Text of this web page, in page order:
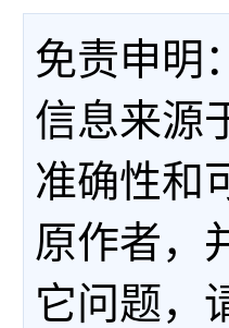
免责申明
信息来源
准确性和
原作者，
它问题，